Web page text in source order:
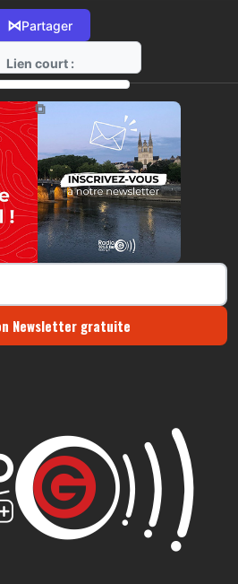
⋈Partager
Lien court :
https://radio-g.fr?17127
⧉
Newsletter gratuite